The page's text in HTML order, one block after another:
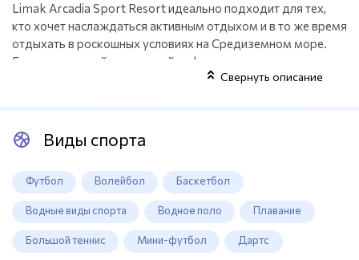
Limak Arcadia Sport Resort идеально подходит для тех,
кто хочет наслаждаться активным отдыхом и в то же время
отдыхать в роскошных условиях на Средиземном море.
Благодаря своей спортивной инфраструктуре и
расположению в самом центре Белека, отель является
Свернуть описание
Виды спорта
Футбол Волейбол Баскетбол
Водные виды спорта Водное поло Плавание
Большой теннис Мини-футбол Дартс